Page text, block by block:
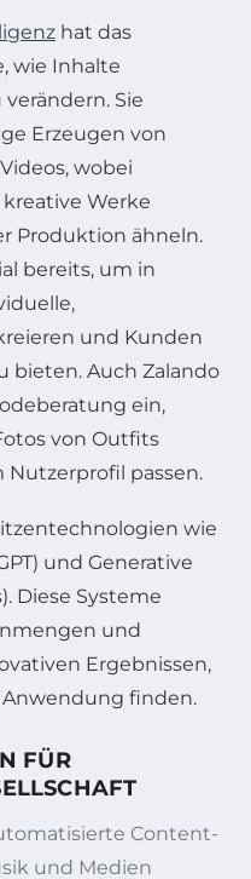
hat das
wie Inhalte
Sie
Erzeugen von
wobei
Werke
Produktion ähneln.
bereits, um in
und Kunden
bieten. Auch Zalando
ein,
von Outfits
passen.
wie
und Generative
Diese Systeme
und
Ergebnissen,
Anwendung finden.
FÜR
Content-
und Medien